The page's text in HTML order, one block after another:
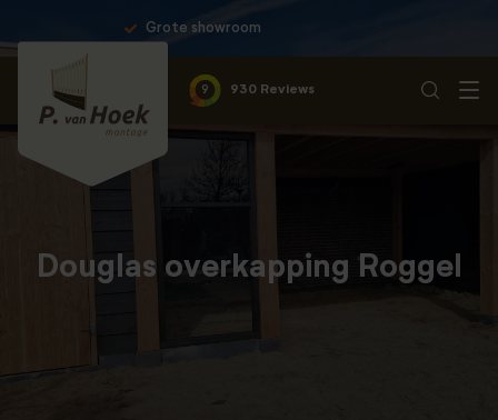
Professionele montage & 10 jaar garantie
9 930 Reviews
Douglas overkapping Roggel